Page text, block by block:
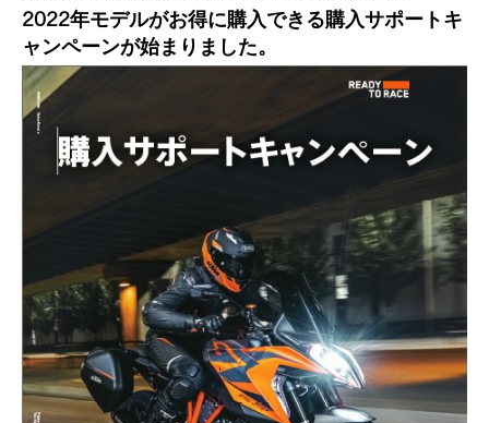
2022年モデルがお得に購入できる購入サポートキ
ャンペーンが始まりました。